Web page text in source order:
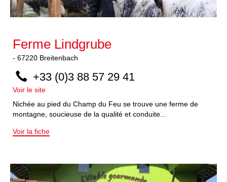
Ferme Lindgrube
- 67220 Breitenbach
+33 (0)3 88 57 29 41
Voir le site
Nichée au pied du Champ du Feu se trouve une ferme de
montagne, soucieuse de la qualité et conduite...
Voir la fiche